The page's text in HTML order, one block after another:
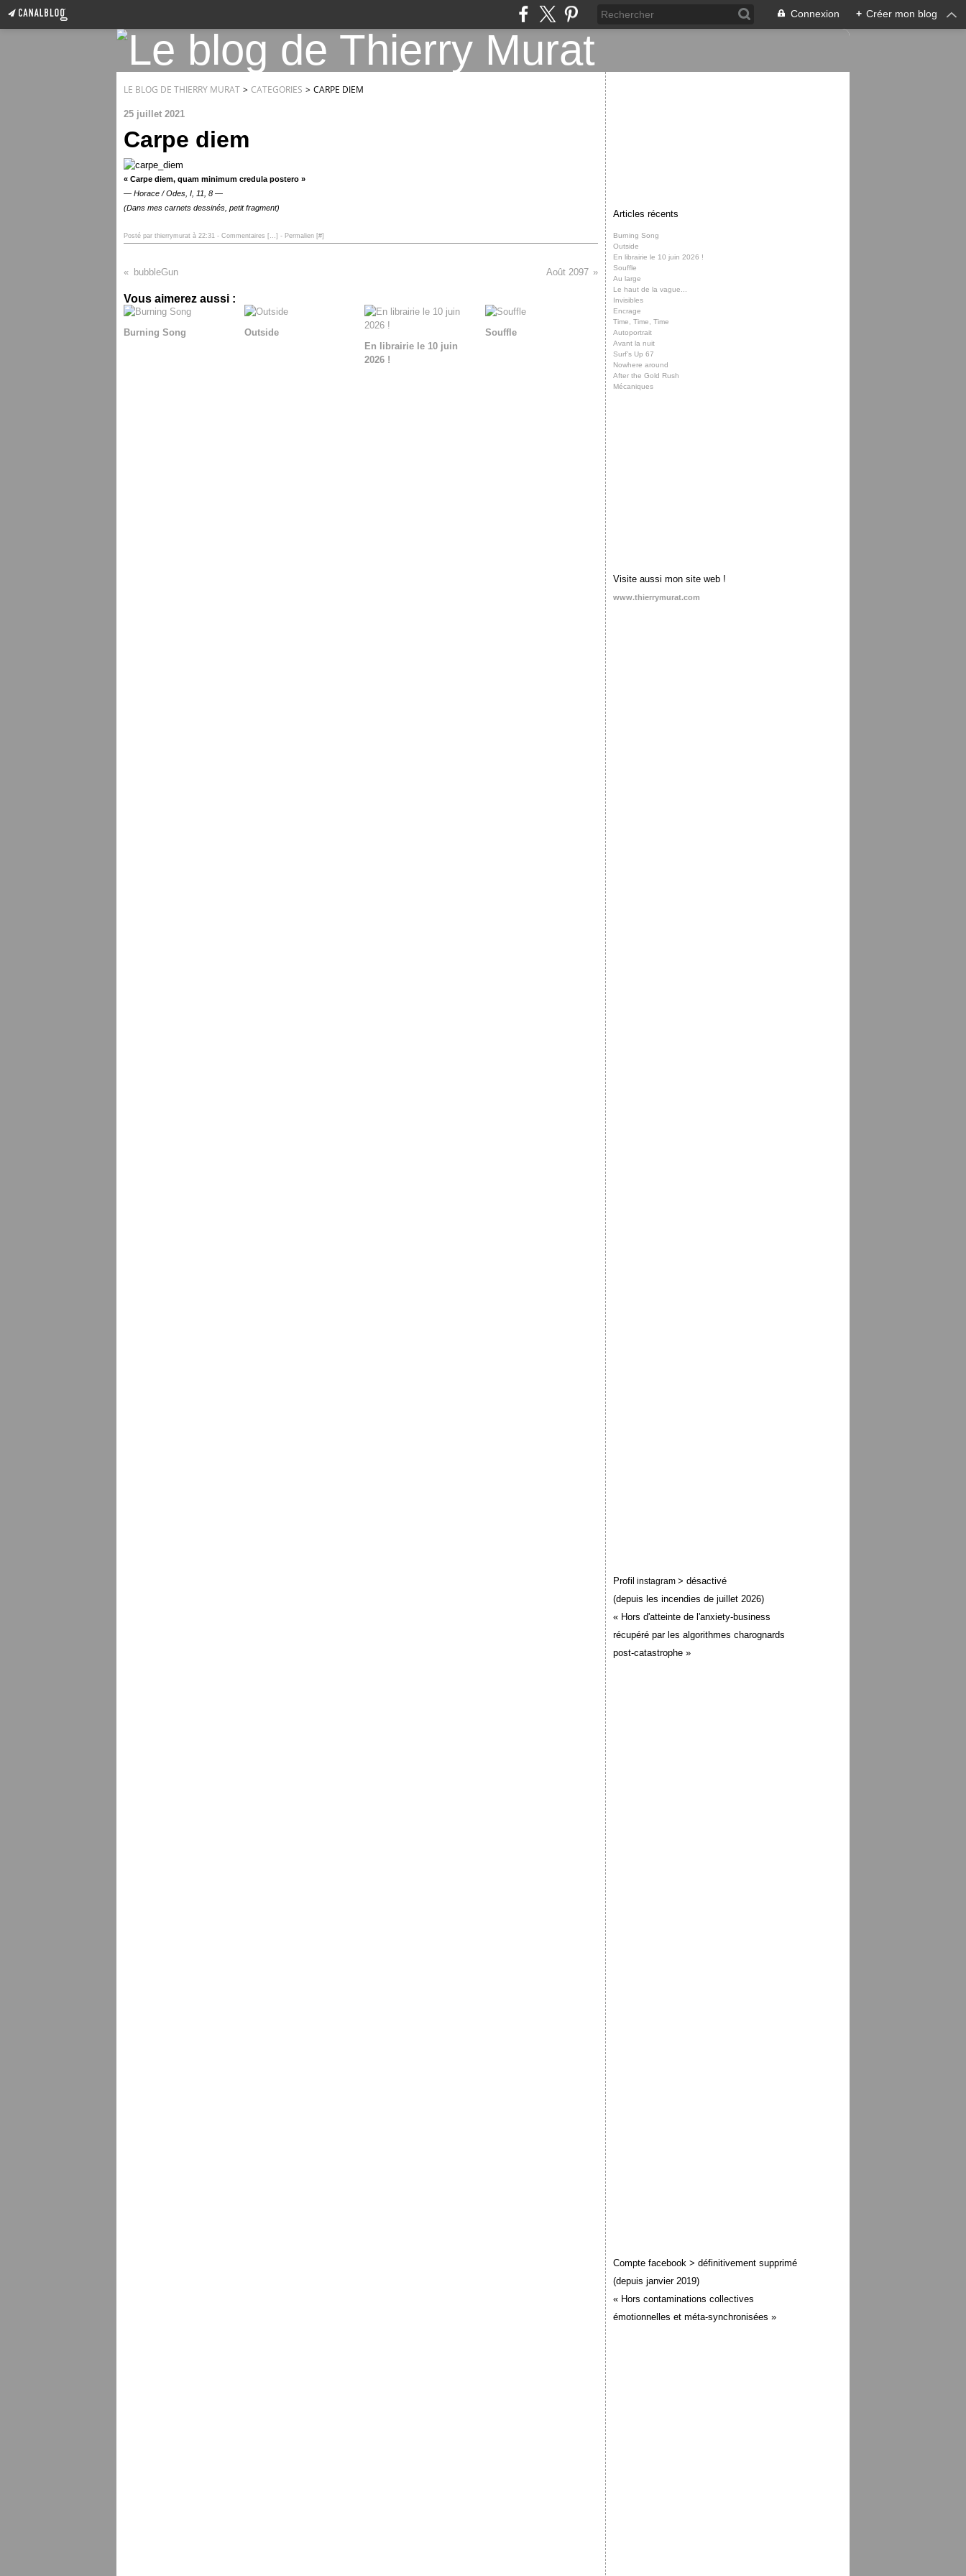
Connexion + Créer mon blog
LE BLOG DE THIERRY MURAT > CATEGORIES > CARPE DIEM
25 juillet 2021
Carpe diem
« Carpe diem, quam minimum credula postero »
— Horace / Odes, I, 11, 8 —
(Dans mes carnets dessinés, petit fragment)
Posté par thierrymurat à 22:31 - Commentaires […] - Permalien [#]
bubbleGun Août 2097
Vous aimerez aussi :
Burning Song
Outside
En librairie le 10 juin
2026 !
Souffle
Articles récents
Burning Song
Outside
En librairie le 10 juin 2026 !
Souffle
Au large
Le haut de la vague...
Invisibles
Encrage
Time, Time, Time
Autoportrait
Avant la nuit
Surf’s Up 67
Nowhere around
After the Gold Rush
Mécaniques
Visite aussi mon site web !
www.thierrymurat.com
Profil instagram > désactivé
(depuis les incendies de juillet 2026)
« Hors d'atteinte de l'anxiety-business
récupéré par les algorithmes charognards
post-catastrophe »
Compte facebook > définitivement supprimé
(depuis janvier 2019)
« Hors contaminations collectives
émotionnelles et méta-synchronisées »